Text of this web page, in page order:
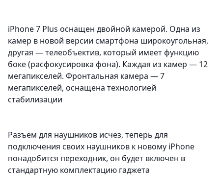
iPhone 7 Plus оснащен двойной камерой. Одна из
камер в новой версии смартфона широкоугольная,
другая — телеобъектив, который имеет функцию
боке (расфокусировка фона). Каждая из камер — 12
мегапикселей. Фронтальная камера — 7
мегапикселей, оснащена технологией
стабилизации
Разъем для наушников исчез, теперь для
подключения своих наушников к новому iPhone
понадобится переходник, он будет включен в
стандартную комплектацию гаджета